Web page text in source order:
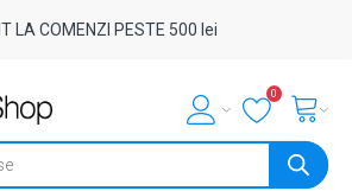
LA COMENZI PESTE 500 lei
0